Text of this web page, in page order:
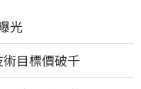
光
目標價破千